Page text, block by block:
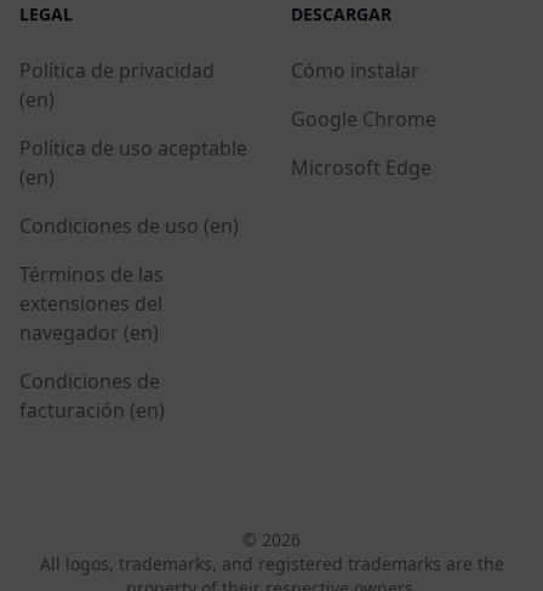
LEGAL
Política de privacidad
(en)
Política de uso aceptable
(en)
Condiciones de uso (en)
Términos de las
extensiones del
navegador (en)
Condiciones de
facturación (en)
DESCARGAR
Cómo instalar
Google Chrome
Microsoft Edge
© 2026
All logos, trademarks, and registered trademarks are the